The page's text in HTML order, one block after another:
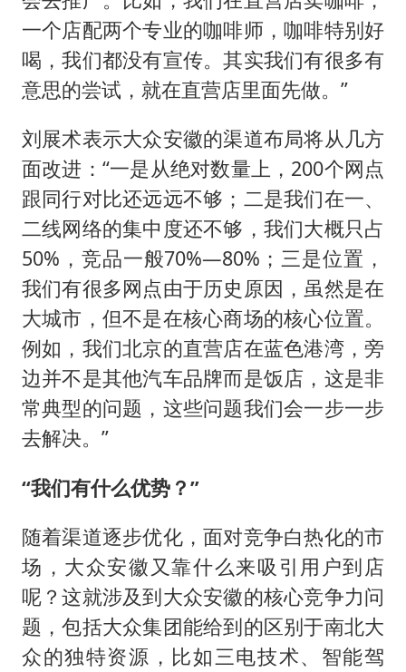
一个店配两个专业的咖啡师，咖啡特别好
喝，我们都没有宣传。其实我们有很多有
意思的尝试，就在直营店里面先做。”
刘展术表示大众安徽的渠道布局将从几方
面改进：“一是从绝对数量上，200个网点
跟同行对比还远远不够；二是我们在一、
二线网络的集中度还不够，我们大概只占
50%，竞品一般70%—80%；三是位置，
我们有很多网点由于历史原因，虽然是在
大城市，但不是在核心商场的核心位置。
例如，我们北京的直营店在蓝色港湾，旁
边并不是其他汽车品牌而是饭店，这是非
常典型的问题，这些问题我们会一步一步
去解决。”
“我们有什么优势？”
随着渠道逐步优化，面对竞争白热化的市
场，大众安徽又靠什么来吸引用户到店
呢？这就涉及到大众安徽的核心竞争力问
题，包括大众集团能给到的区别于南北大
众的独特资源，比如三电技术、智能驾